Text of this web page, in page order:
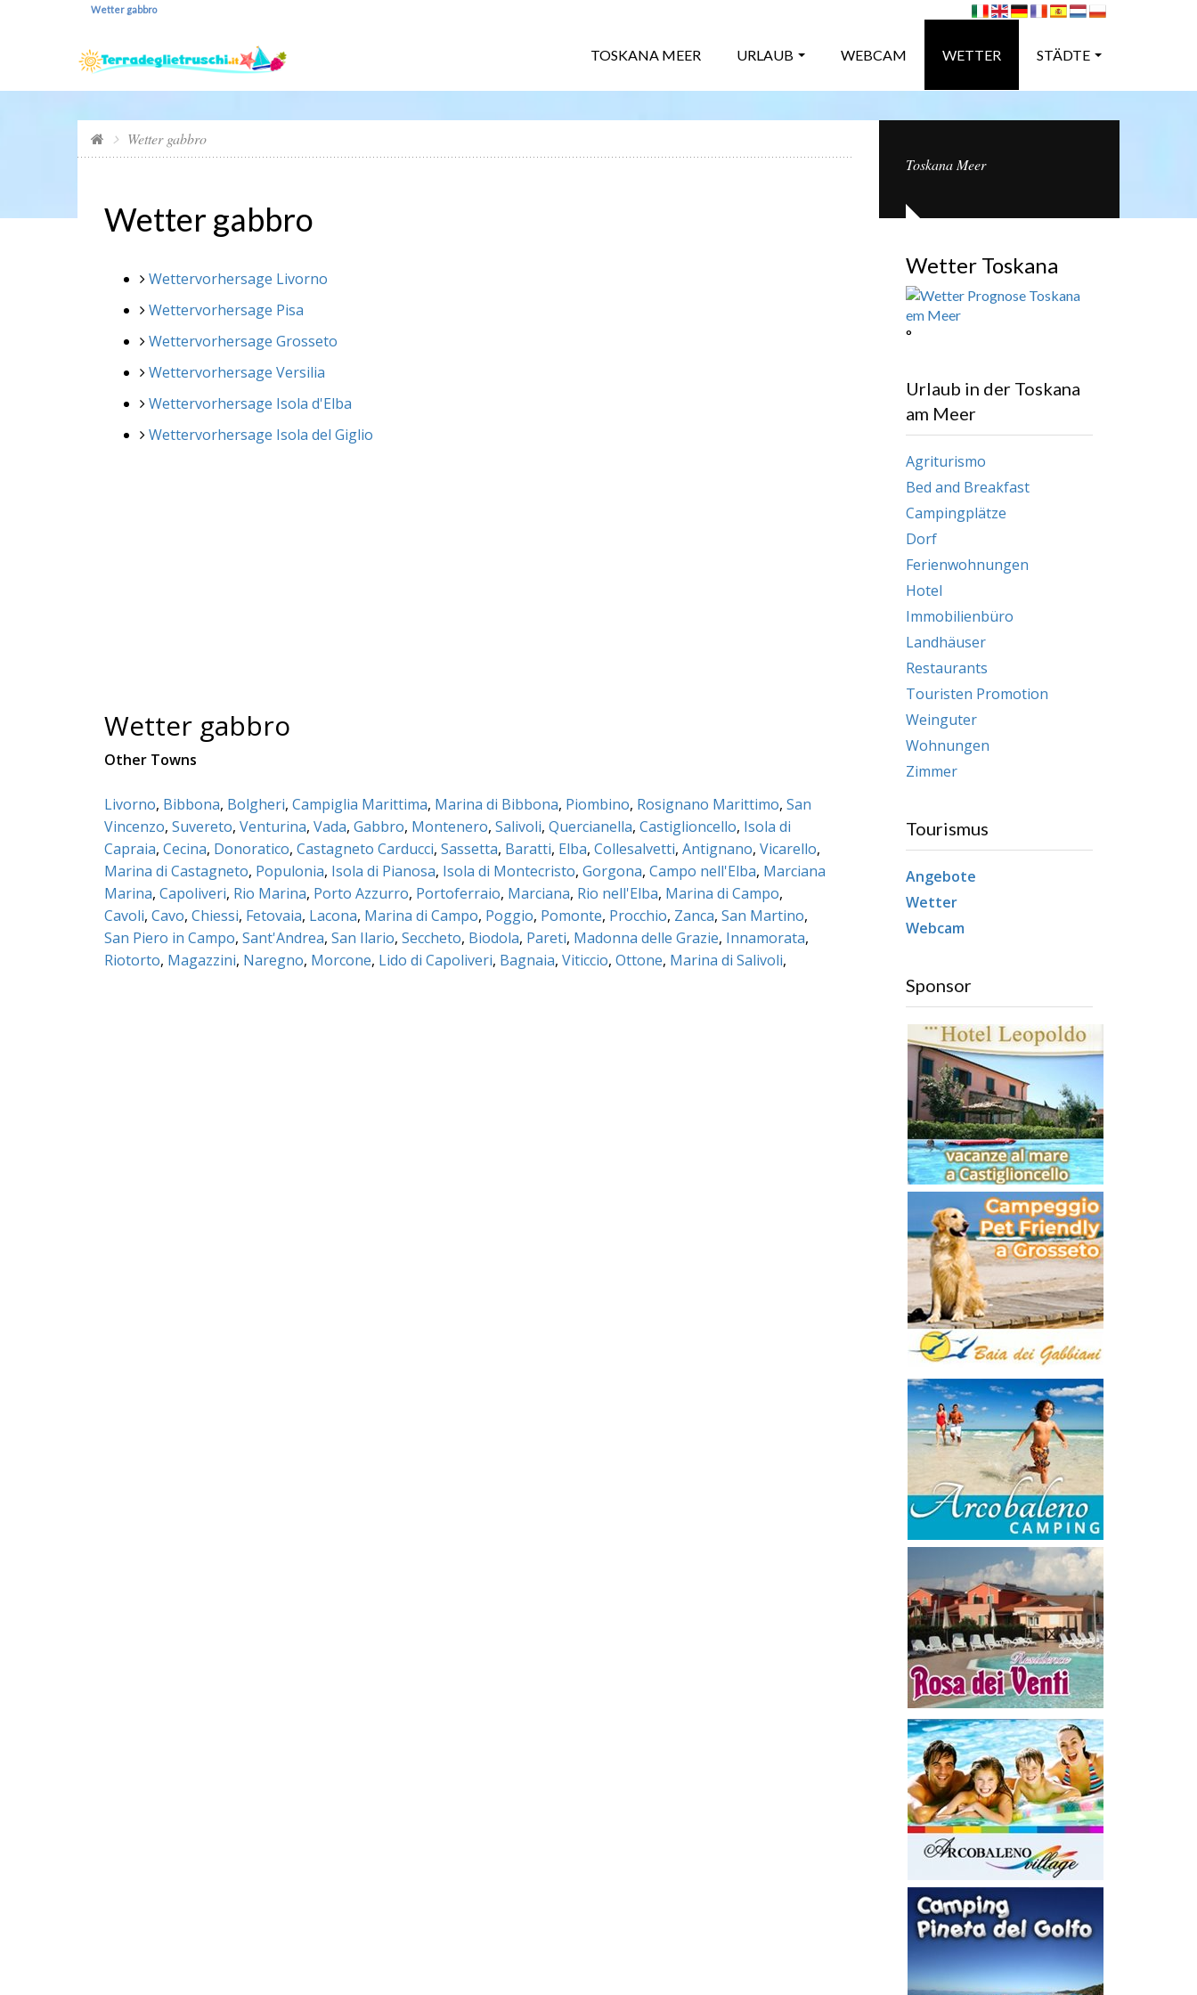
Wetter gabbro
TOSKANA MEER URLAUB WEBCAM WETTER STÄDTE
Wetter gabbro
Wetter gabbro
Wettervorhersage Livorno
Wettervorhersage Pisa
Wettervorhersage Grosseto
Wettervorhersage Versilia
Wettervorhersage Isola d'Elba
Wettervorhersage Isola del Giglio
Wetter gabbro
Other Towns
Livorno, Bibbona, Bolgheri, Campiglia Marittima, Marina di Bibbona, Piombino, Rosignano Marittimo, San
Vincenzo, Suvereto, Venturina, Vada, Gabbro, Montenero, Salivoli, Quercianella, Castiglioncello, Isola di
Capraia, Cecina, Donoratico, Castagneto Carducci, Sassetta, Baratti, Elba, Collesalvetti, Antignano, Vicarello,
Marina di Castagneto, Populonia, Isola di Pianosa, Isola di Montecristo, Gorgona, Campo nell'Elba, Marciana
Marina, Capoliveri, Rio Marina, Porto Azzurro, Portoferraio, Marciana, Rio nell'Elba, Marina di Campo,
Cavoli, Cavo, Chiessi, Fetovaia, Lacona, Marina di Campo, Poggio, Pomonte, Procchio, Zanca, San Martino,
San Piero in Campo, Sant'Andrea, San Ilario, Seccheto, Biodola, Pareti, Madonna delle Grazie, Innamorata,
Riotorto, Magazzini, Naregno, Morcone, Lido di Capoliveri, Bagnaia, Viticcio, Ottone, Marina di Salivoli,
Toskana Meer
Wetter Toskana
°
Urlaub in der Toskana
am Meer
Agriturismo
Bed and Breakfast
Campingplätze
Dorf
Ferienwohnungen
Hotel
Immobilienbüro
Landhäuser
Restaurants
Touristen Promotion
Weinguter
Wohnungen
Zimmer
Tourismus
Angebote
Wetter
Webcam
Sponsor